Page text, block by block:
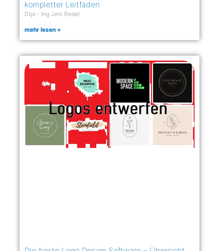
kompletter Leitfaden
Dipl.- Ing Jeni Redel
mehr lesen »